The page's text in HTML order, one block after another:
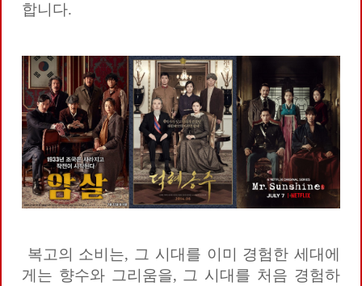
합니다.
복고의 소비는, 그 시대를 이미 경험한 세대에
게는 향수와 그리움을, 그 시대를 처음 경험하